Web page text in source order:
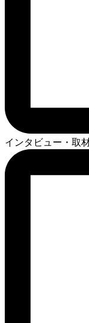
インタビュー・取